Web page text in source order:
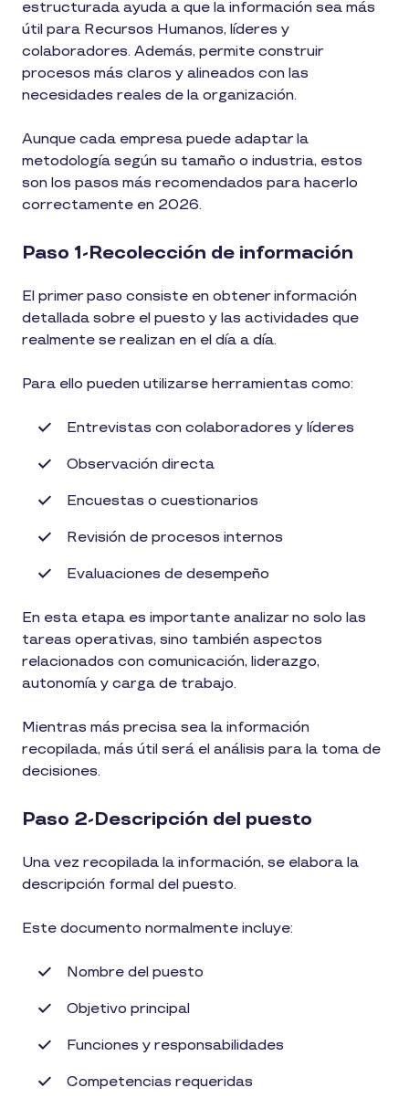
estructurada ayuda a que la información sea más
útil para Recursos Humanos, líderes y
colaboradores. Además, permite construir
procesos más claros y alineados con las
necesidades reales de la organización.
Aunque cada empresa puede adaptar la
metodología según su tamaño o industria, estos
son los pasos más recomendados para hacerlo
correctamente en 2026.
Paso 1-Recolección de información
El primer paso consiste en obtener información
detallada sobre el puesto y las actividades que
realmente se realizan en el día a día.
Para ello pueden utilizarse herramientas como:
Entrevistas con colaboradores y líderes
Observación directa
Encuestas o cuestionarios
Revisión de procesos internos
Evaluaciones de desempeño
En esta etapa es importante analizar no solo las
tareas operativas, sino también aspectos
relacionados con comunicación, liderazgo,
autonomía y carga de trabajo.
Mientras más precisa sea la información
recopilada, más útil será el análisis para la toma de
decisiones.
Paso 2-Descripción del puesto
Una vez recopilada la información, se elabora la
descripción formal del puesto.
Este documento normalmente incluye:
Nombre del puesto
Objetivo principal
Funciones y responsabilidades
Competencias requeridas